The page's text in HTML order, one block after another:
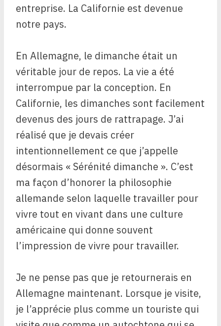
entreprise. La Californie est devenue
notre pays.
En Allemagne, le dimanche était un
véritable jour de repos. La vie a été
interrompue par la conception. En
Californie, les dimanches sont facilement
devenus des jours de rattrapage. J’ai
réalisé que je devais créer
intentionnellement ce que j’appelle
désormais « Sérénité dimanche ». C’est
ma façon d’honorer la philosophie
allemande selon laquelle travailler pour
vivre tout en vivant dans une culture
américaine qui donne souvent
l’impression de vivre pour travailler.
Je ne pense pas que je retournerais en
Allemagne maintenant. Lorsque je visite,
je l’apprécie plus comme un touriste qui